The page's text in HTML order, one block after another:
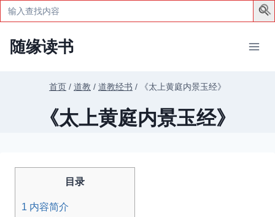
Search
for:
随缘读书
首页 / 道教 / 道教经书 / 《太上黄庭内景玉经》
《太上黄庭内景玉经》
目录
1 内容简介